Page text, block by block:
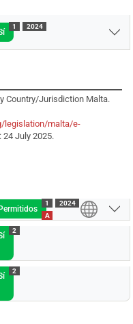
1 2024
Country/Jurisdiction Malta.
legislation/malta/e-
24 July 2025.
Permitidos
1
A
2024
2
2